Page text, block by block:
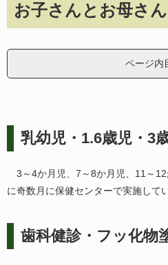
文
文お子さんとお母さ
ページ内
乳幼児・1.6歳児・3
3～4か月児、7～8か月児、11～12
に奇数月に保健センターで実施して
歯科健診・フッ化物